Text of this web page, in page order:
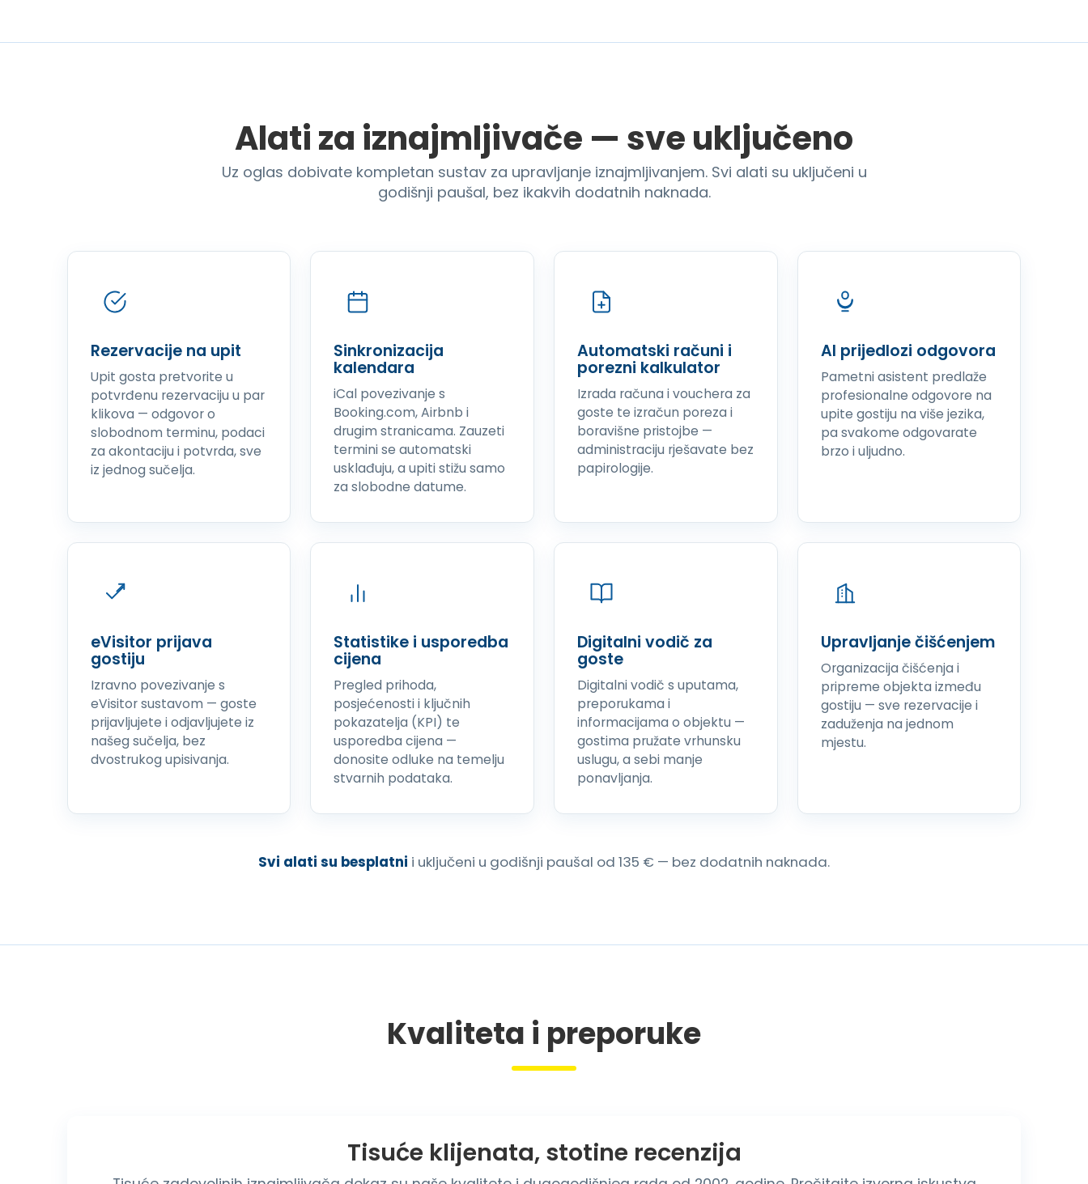
Alati za iznajmljivače — sve uključeno
Uz oglas dobivate kompletan sustav za upravljanje iznajmljivanjem. Svi alati su uključeni u
godišnji paušal, bez ikakvih dodatnih naknada.
Rezervacije na upit
Upit gosta pretvorite u
potvrđenu rezervaciju u par
klikova — odgovor o
slobodnom terminu, podaci
za akontaciju i potvrda, sve
iz jednog sučelja.
Sinkronizacija
kalendara
iCal povezivanje s
Booking.com, Airbnb i
drugim stranicama. Zauzeti
termini se automatski
usklađuju, a upiti stižu samo
za slobodne datume.
Automatski računi i
porezni kalkulator
Izrada računa i vouchera za
goste te izračun poreza i
boravišne pristojbe —
administraciju rješavate bez
papirologije.
AI prijedlozi odgovora
Pametni asistent predlaže
profesionalne odgovore na
upite gostiju na više jezika,
pa svakome odgovarate
brzo i uljudno.
eVisitor prijava
gostiju
Izravno povezivanje s
eVisitor sustavom — goste
prijavljujete i odjavljujete iz
našeg sučelja, bez
dvostrukog upisivanja.
Statistike i usporedba
cijena
Pregled prihoda,
posjećenosti i ključnih
pokazatelja (KPI) te
usporedba cijena —
donosite odluke na temelju
stvarnih podataka.
Digitalni vodič za
goste
Digitalni vodič s uputama,
preporukama i
informacijama o objektu —
gostima pružate vrhunsku
uslugu, a sebi manje
ponavljanja.
Upravljanje čišćenjem
Organizacija čišćenja i
pripreme objekta između
gostiju — sve rezervacije i
zaduženja na jednom
mjestu.
Svi alati su besplatni i uključeni u godišnji paušal od 135 € — bez dodatnih naknada.
Kvaliteta i preporuke
Tisuće klijenata, stotine recenzija